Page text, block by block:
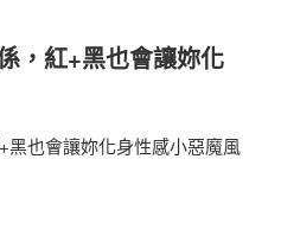
，紅+黑也會讓妳化
黑也會讓妳化身性感小惡魔風